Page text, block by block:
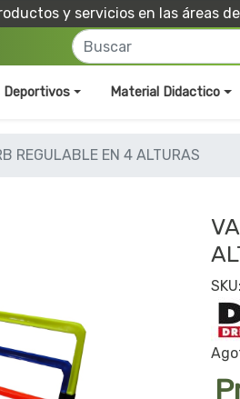
y servicios en las áreas
Material Didactico
REGULABLE EN 4 ALTURAS